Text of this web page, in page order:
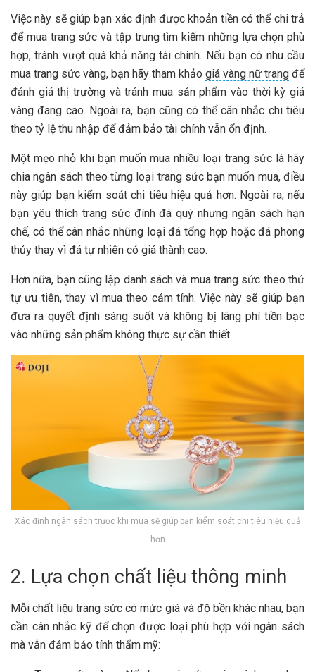
Việc này sẽ giúp bạn xác định được khoản tiền có thể chi trả
để mua trang sức và tập trung tìm kiếm những lựa chọn phù
hợp, tránh vượt quá khả năng tài chính. Nếu bạn có nhu cầu
mua trang sức vàng, bạn hãy tham khảo giá vàng nữ trang để
đánh giá thị trường và tránh mua sản phẩm vào thời kỳ giá
vàng đang cao. Ngoài ra, bạn cũng có thể cân nhắc chi tiêu
theo tỷ lệ thu nhập để đảm bảo tài chính vẫn ổn định.
Một mẹo nhỏ khi bạn muốn mua nhiều loại trang sức là hãy
chia ngân sách theo từng loại trang sức bạn muốn mua, điều
này giúp bạn kiểm soát chi tiêu hiệu quả hơn. Ngoài ra, nếu
bạn yêu thích trang sức đính đá quý nhưng ngân sách hạn
chế, có thể cân nhắc những loại đá tổng hợp hoặc đá phong
thủy thay vì đá tự nhiên có giá thành cao.
Hơn nữa, bạn cũng lập danh sách và mua trang sức theo thứ
tự ưu tiên, thay vì mua theo cảm tính. Việc này sẽ giúp bạn
đưa ra quyết định sáng suốt và không bị lãng phí tiền bạc
vào những sản phẩm không thực sự cần thiết.
Xác định ngân sách trước khi mua sẽ giúp bạn kiểm soát chi tiêu hiệu quả
hơn
2. Lựa chọn chất liệu thông minh
Mỗi chất liệu trang sức có mức giá và độ bền khác nhau, bạn
cần cân nhắc kỹ để chọn được loại phù hợp với ngân sách
mà vẫn đảm bảo tính thẩm mỹ: